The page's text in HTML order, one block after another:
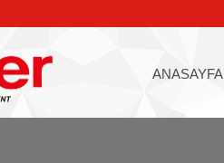
ANASAYFA